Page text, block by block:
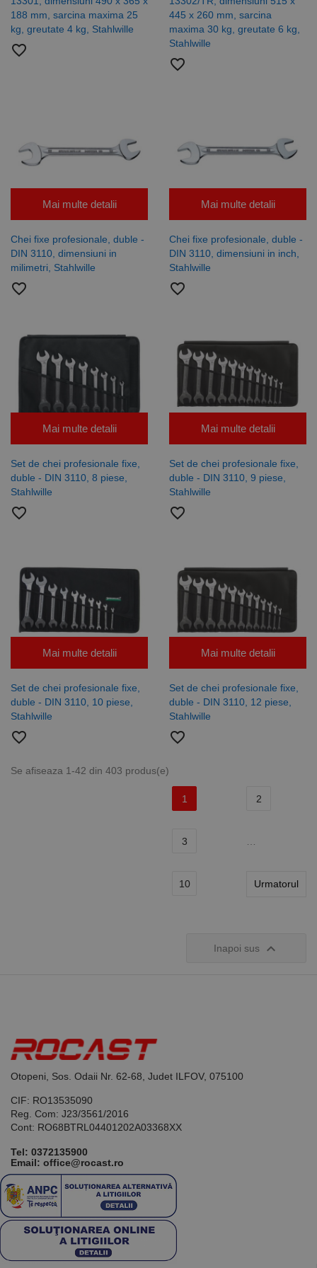
188 mm, sarcina maxima 25
kg, greutate 4 kg, Stahlwille
favorite_border
445 x 260 mm, sarcina
maxima 30 kg, greutate 6 kg,
Stahlwille
favorite_border
Mai multe detalii
Chei fixe profesionale, duble -
DIN 3110, dimensiuni in
milimetri, Stahlwille
favorite_border
Mai multe detalii
Chei fixe profesionale, duble -
DIN 3110, dimensiuni in inch,
Stahlwille
favorite_border
Mai multe detalii
Set de chei profesionale fixe,
duble - DIN 3110, 8 piese,
Stahlwille
favorite_border
Mai multe detalii
Set de chei profesionale fixe,
duble - DIN 3110, 9 piese,
Stahlwille
favorite_border
Mai multe detalii
Set de chei profesionale fixe,
duble - DIN 3110, 10 piese,
Stahlwille
favorite_border
Mai multe detalii
Set de chei profesionale fixe,
duble - DIN 3110, 12 piese,
Stahlwille
favorite_border
Se afiseaza 1-42 din 403 produs(e)
1 2
3
10 Urmatorul
Inapoi sus 
Otopeni, Sos. Odaii Nr. 62-68, Judet ILFOV, 075100
CIF: RO13535090
Reg. Com: J23/3561/2016
Cont: RO68BTRL04401202A03368XX
Tel: 0372135900
Email: office@rocast.ro
pentru
rapoartele
de analiză a
site-urilor.
.rocast.ro